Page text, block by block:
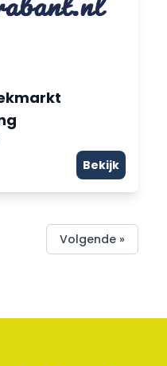
Bekijk
Volgende »